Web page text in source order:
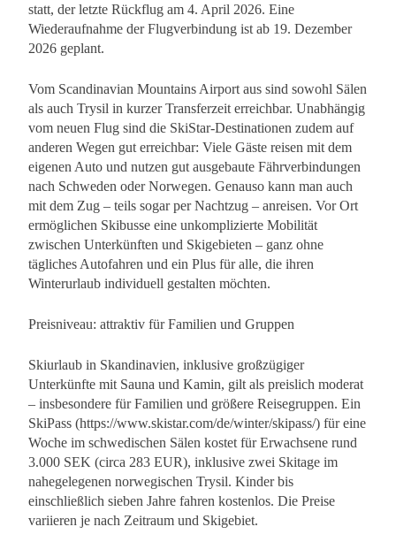
statt, der letzte Rückflug am 4. April 2026. Eine
Wiederaufnahme der Flugverbindung ist ab 19. Dezember
2026 geplant.
Vom Scandinavian Mountains Airport aus sind sowohl Sälen
als auch Trysil in kurzer Transferzeit erreichbar. Unabhängig
vom neuen Flug sind die SkiStar-Destinationen zudem auf
anderen Wegen gut erreichbar: Viele Gäste reisen mit dem
eigenen Auto und nutzen gut ausgebaute Fährverbindungen
nach Schweden oder Norwegen. Genauso kann man auch
mit dem Zug – teils sogar per Nachtzug – anreisen. Vor Ort
ermöglichen Skibusse eine unkomplizierte Mobilität
zwischen Unterkünften und Skigebieten – ganz ohne
tägliches Autofahren und ein Plus für alle, die ihren
Winterurlaub individuell gestalten möchten.
Preisniveau: attraktiv für Familien und Gruppen
Skiurlaub in Skandinavien, inklusive großzügiger
Unterkünfte mit Sauna und Kamin, gilt als preislich moderat
– insbesondere für Familien und größere Reisegruppen. Ein
SkiPass (https://www.skistar.com/de/winter/skipass/) für eine
Woche im schwedischen Sälen kostet für Erwachsene rund
3.000 SEK (circa 283 EUR), inklusive zwei Skitage im
nahegelegenen norwegischen Trysil. Kinder bis
einschließlich sieben Jahre fahren kostenlos. Die Preise
variieren je nach Zeitraum und Skigebiet.